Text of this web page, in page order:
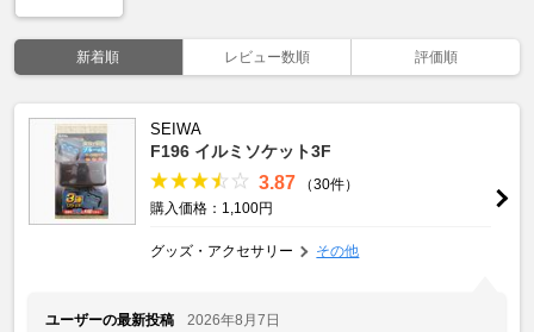
新着順 レビュー数順 評価順
SEIWA
F196 イルミソケット3F
3.87
（30件）
購入価格：1,100円
グッズ・アクセサリー その他
ユーザーの最新投稿
2026年8月7日